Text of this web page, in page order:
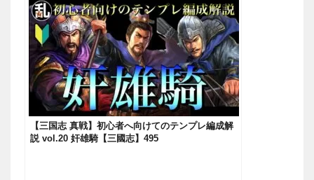
【三国志 真戦】初心者へ向けてのテンプレ編成解
説 vol.20 奸雄騎【三國志】495